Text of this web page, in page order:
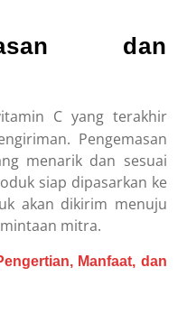
dan
Cyang terakhir
Pengemasan
menarik dan sesuai
siap dipasarkan ke
akan dikirim menuju
mitra.
Manfaat, dan